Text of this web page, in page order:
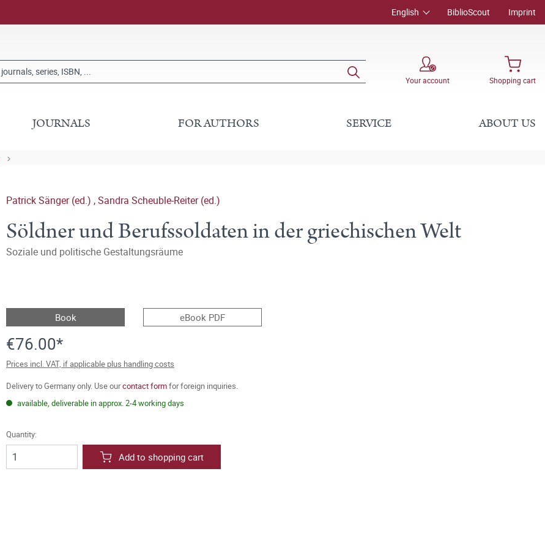
English BiblioScout Imprint
Your account Shopping cart
JOURNALS FOR AUTHORS SERVICE ABOUT US
Patrick Sänger (ed.) ,Sandra Scheuble-Reiter (ed.)
Söldner und Berufssoldaten in der griechischen Welt
Soziale und politische Gestaltungsräume
Book eBook PDF
€76.00*
Prices incl. VAT, if applicable plus handling costs
Delivery to Germany only. Use ourcontact formfor foreign inquiries.
available, deliverable in approx. 2-4 working days
Quantity:
Add to shopping cart